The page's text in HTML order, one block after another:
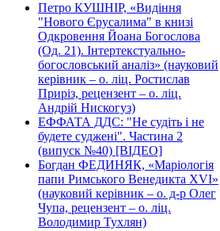
Петро КУШНІР, «Видіння
"Нового Єрусалима" в книзі
Одкровення Йоана Богослова
(Од. 21). Інтертекстуально-
богословський аналіз» (науковий
керівник – о. ліц. Ростислав
Приріз, рецензент – о. ліц.
Андрій Нискогуз)
ЕФФАТА ДДС: "Не судіть і не
будете суджені". Частина 2
(випуск №40) [ВІДЕО]
Богдан ФЕДИНЯК, «Маріологія
папи Римського Венедикта XVI»
(науковий керівник – о. д-р Олег
Чупа, рецензент – о. ліц.
Володимир Тухлян)